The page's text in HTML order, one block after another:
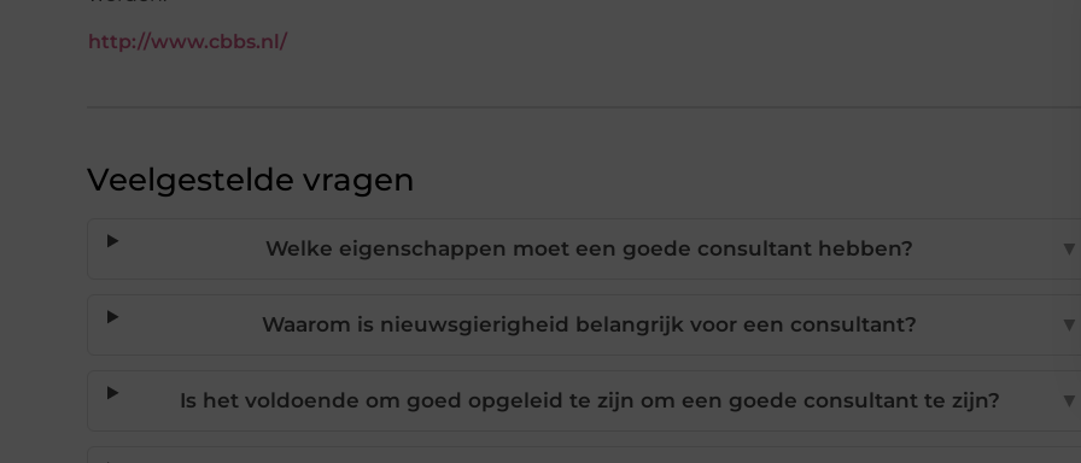
http://www.cbbs.nl/
Veelgestelde vragen
Welke eigenschappen moet een goede consultant hebben? ▼
Waarom is nieuwsgierigheid belangrijk voor een consultant? ▼
Is het voldoende om goed opgeleid te zijn om een goede consultant te zijn? ▼